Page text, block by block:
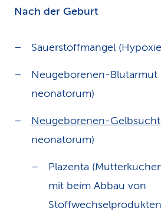
Nach der Geburt
Sauerstoffmangel
Neugeborenen-Blutarmut
neonatorum)
Neugeborenen-Gelbsucht
neonatorum)
Plazenta
mit beim Abbau von
Stoffwechselprodukten